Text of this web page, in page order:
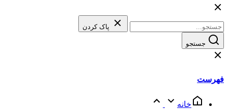
پاک کردن
جستجو
فهرست
خانه